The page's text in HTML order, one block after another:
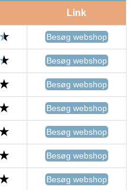
Link
Besøg webshop
Besøg webshop
Besøg webshop
Besøg webshop
Besøg webshop
Besøg webshop
Besøg webshop